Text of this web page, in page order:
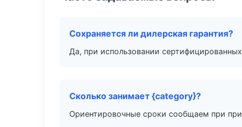
Сохраняется ли дилерская гарантия?
Да, при использовании
Сколько занимает {category}?
Ориентировочные сроки сообщаем при